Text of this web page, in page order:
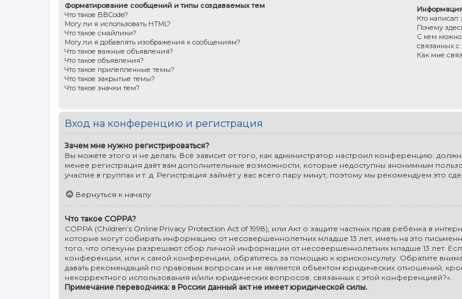
Форматирование сообщений и типы создаваемых тем
Что такое BBCode?
Могу ли я использовать HTML?
Что такое смайлики?
Могу ли я добавлять изображения к сообщениям?
Что такое важные объявления?
Что такое объявления?
Что такое прилепленные темы?
Что такое закрытые темы?
Что такое значки тем?
Кто написал
Почему
С кем можно
связанных с
Как мне
Вход на конференцию и регистрация
Зачем мне нужно регистрироваться?
Вы можете этого и не делать. Всё зависит от того, как администратор настроил конференцию:
менее регистрация даёт вам дополнительные возможности, которые недоступны анонимным
участие в группах и т. д. Регистрация займёт у вас всего пару минут, поэтому мы рекомендуем это
Вернуться к началу
Что такое COPPA?
COPPA (Children’s Online Privacy Protection Act of 1998), или Акт о защите частных прав ребёнка в
которые могут собирать информацию от несовершеннолетних младше 13 лет, иметь на это
того, что опекуны разрешают сбор личной информации от несовершеннолетних младше 13 лет.
конференции, или к самой конференции, обратитесь за помощью к юрисконсульту. Обратите
давать рекомендаций по правовым вопросам и не является объектом юридических отношений,
некорректного использования и/или юридических вопросов, связанных с этой конференцией?».
Примечание переводчика: в России данный акт не имеет юридической силы.